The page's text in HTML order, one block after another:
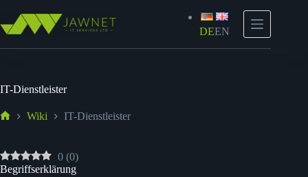
Inhalt
springen
DEEN
IT-Dienstleister
Wiki IT-Dienstleister
0 (0)
Begriffserklärung